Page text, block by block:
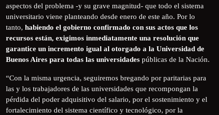
aspectos del problema -y su grave magnitud- que todo el sistema
universitario viene planteando desde enero de este año. Por lo
tanto, habiendo el gobierno confirmado con sus actos que los
recursos están, exigimos inmediatamente una resolución que
garantice un incremento igual al otorgado a la Universidad de
Buenos Aires para todas las universidades públicas de la Nación.
“Con la misma urgencia, seguiremos bregando por paritarias para
las y los trabajadores de las universidades que recompongan la
pérdida del poder adquisitivo del salario, por el sostenimiento y el
fortalecimiento del sistema científico y tecnológico, por la